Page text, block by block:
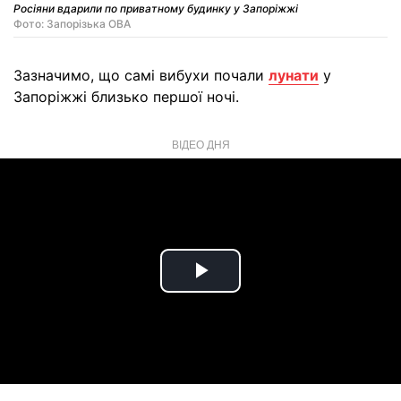
Росіяни вдарили по приватному будинку у Запоріжжі
Фото: Запорізька ОВА
Зазначимо, що самі вибухи почали лунати у
Запоріжжі близько першої ночі.
ВІДЕО ДНЯ
Play